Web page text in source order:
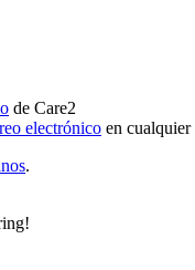
de Care2
electrónico en cualquier
.